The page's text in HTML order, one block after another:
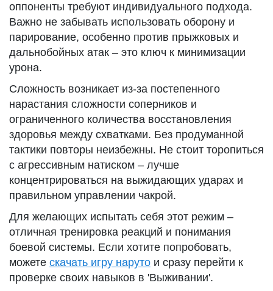
оппоненты требуют индивидуального подхода.
Важно не забывать использовать оборону и
парирование, особенно против прыжковых и
дальнобойных атак – это ключ к минимизации
урона.
Сложность возникает из-за постепенного
нарастания сложности соперников и
ограниченного количества восстановления
здоровья между схватками. Без продуманной
тактики повторы неизбежны. Не стоит торопиться
с агрессивным натиском – лучше
концентрироваться на выжидающих ударах и
правильном управлении чакрой.
Для желающих испытать себя этот режим –
отличная тренировка реакций и понимания
боевой системы. Если хотите попробовать,
можете скачать игру наруто и сразу перейти к
проверке своих навыков в 'Выживании'.